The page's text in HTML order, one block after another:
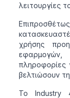
λειτουργίες
χρήσης
πληροφορίες
βελτιώσουν
Το Industry